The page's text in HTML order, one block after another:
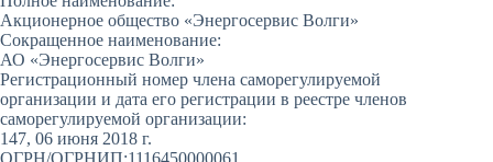
Акционерное общество «Энергосервис Волги»
Сокращенное наименование:
АО «Энергосервис Волги»
Регистрационный номер члена саморегулируемой
организации и дата его регистрации в реестре членов
саморегулируемой организации:
147, 06 июня 2018 г.
ОГРН/ОГРНИП:1116450000061